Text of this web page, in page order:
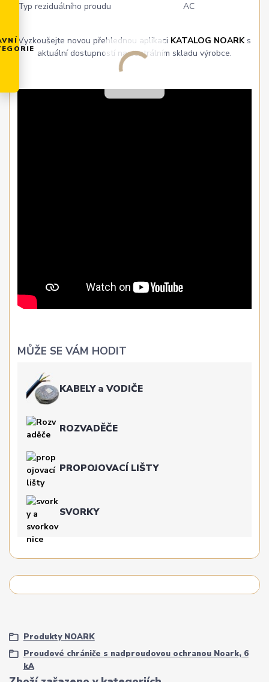
Typ reziduálního proudu
AC
Vyzkoušejte novou přehlednou aplikaci KATALOG NOARKs
aktuální dostupností na centrálním skladu výrobce.
MŮŽE SE VÁM HODIT
KABELY a VODIČE
ROZVADĚČE
PROPOJOVACÍ LIŠTY
SVORKY
Produkty NOARK
Proudové chrániče s nadproudovou ochranou Noark, 6
kA